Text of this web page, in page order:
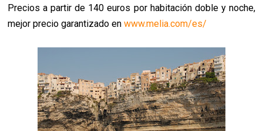
Precios a partir de 140 euros por habitación doble y noche,
mejor precio garantizado enwww.melia.com/es/